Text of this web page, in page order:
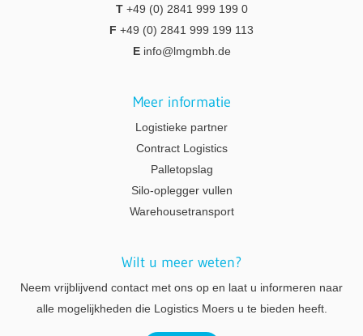
T +49 (0) 2841 999 199 0
F +49 (0) 2841 999 199 113
E info@lmgmbh.de
Meer informatie
Logistieke partner
Contract Logistics
Palletopslag
Silo-oplegger vullen
Warehousetransport
Wilt u meer weten?
Neem vrijblijvend contact met ons op en laat u informeren naar
alle mogelijkheden die Logistics Moers u te bieden heeft.